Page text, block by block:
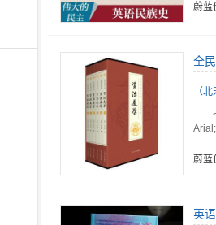
蔚蓝
全
（
蔚蓝
英